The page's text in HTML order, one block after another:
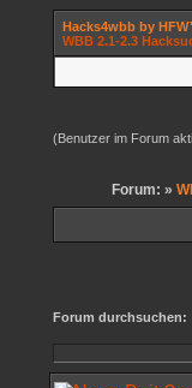
Hacks4wbb by
WBB 2.1-2.3
(Benutzer im Forum
Forum: »
Forum durchsuchen: